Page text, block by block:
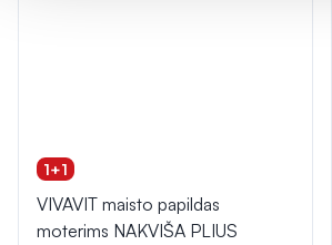
1+1
VIVAVIT maisto papildas
moterims NAKVIŠA PLIUS